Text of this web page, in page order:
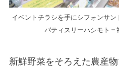
イベントチラシを手にシフォンサ
パティスリーハシモト＝
新鮮野菜をそろえた農産